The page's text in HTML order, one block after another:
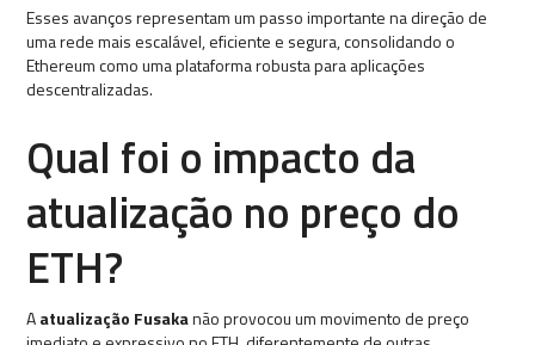
Esses avanços representam um passo importante na direção de
uma rede mais escalável, eficiente e segura, consolidando o
Ethereum como uma plataforma robusta para aplicações
descentralizadas.
Qual foi o impacto da
atualização no preço do
ETH?
Aatualização Fusakanão provocou um movimento de preço